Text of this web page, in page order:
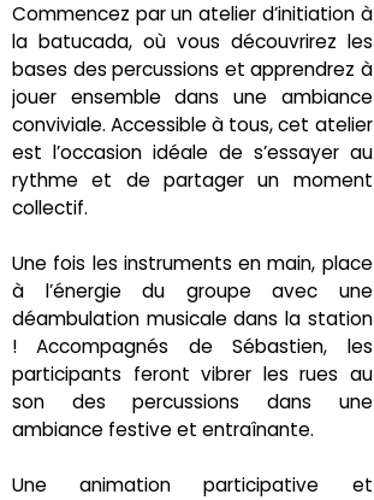
Commencez par un atelier d’initiation à
la batucada, où vous découvrirez les
bases des percussions et apprendrez à
jouer ensemble dans une ambiance
conviviale. Accessible à tous, cet atelier
est l’occasion idéale de s’essayer au
rythme et de partager un moment
collectif.
Une fois les instruments en main, place
à l’énergie du groupe avec une
déambulation musicale dans la station
! Accompagnés de Sébastien, les
participants feront vibrer les rues au
son des percussions dans une
ambiance festive et entraînante.
Une animation participative et